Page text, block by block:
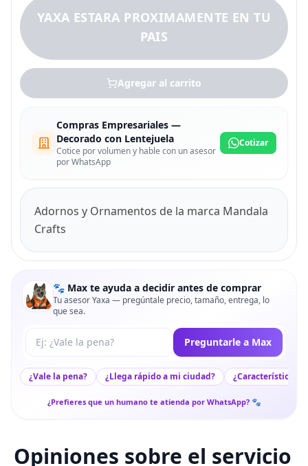
YAXA ESTARA PROXIMAMENTE EN TU
PAIS
Agregar al carrito
Compras Empresariales —
Decorado con Lentejuela
Cotice por volumen y hable con un asesor
por WhatsApp
Cotizar
Adornos y Ornamentos de la marca Mandala
Crafts
🐾 Max te ayuda a decidir antes de comprar
Tu asesor Yaxa — pregúntale precio, tamaño, entrega, lo
que sea.
Tu pregunta a Max Preguntarle a Max
¿Vale la pena? ¿Llega rápido a mi ciudad? ¿Características
¿Prefieres que un humano te atienda por WhatsApp? 🐾
Opiniones sobre el servicio